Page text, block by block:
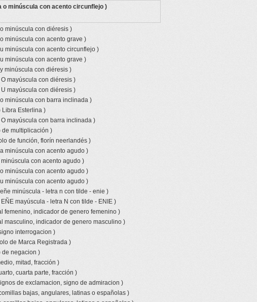
o minúscula con acento circunflejo )
minúscula con diéresis )
minúscula con acento grave )
minúscula con acento circunflejo )
minúscula con acento grave )
minúscula con diéresis )
mayúscula con diéresis )
mayúscula con diéresis )
minúscula con barra inclinada )
Libra Esterlina )
mayúscula con barra inclinada )
de multiplicación )
de función, florín neerlandés )
minúscula con acento agudo )
con acento agudo )
minúscula con acento agudo )
minúscula con acento agudo )
minúscula - letra n con tilde - enie )
mayúscula - letra N con tilde - ENIE )
femenino, indicador de genero femenino )
masculino, indicador de genero masculino )
interrogacion )
de Marca Registrada )
de negacion )
mitad, fracción )
cuarta parte, fracción )
de exclamacion, signo de admiracion )
bajas, angulares, latinas o españolas )